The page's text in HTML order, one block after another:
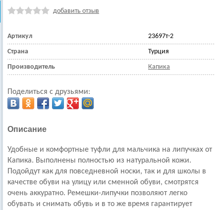
добавить отзыв
Артикул 23697т-2
Страна Турция
Производитель Капика
Поделиться с друзьями:
Описание
Удобные и комфортные туфли для мальчика на липучках от
Капика. Выполнены полностью из натуральной кожи.
Подойдут как для повседневной носки, так и для школы в
качестве обуви на улицу или сменной обуви, смотрятся
очень аккуратно. Ремешки-липучки позволяют легко
обувать и снимать обувь и в то же время гарантирует